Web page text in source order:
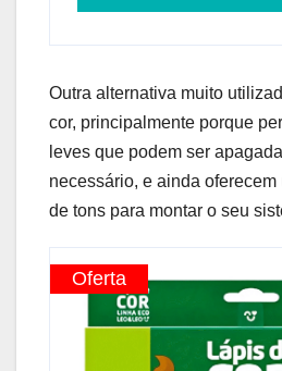
Outra alternativa muito
cor, principalmente porque
leves que podem ser
necessário, e ainda
de tons para montar o seu
Oferta